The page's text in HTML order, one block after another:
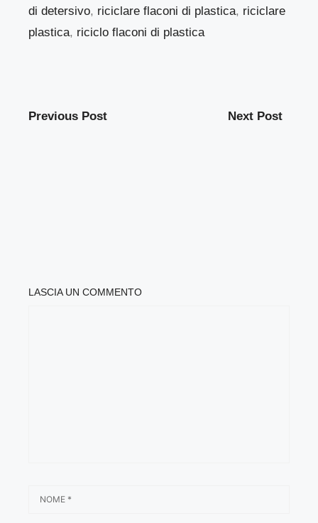
di detersivo, riciclare flaconi di plastica, riciclare
plastica, riciclo flaconi di plastica
Previous Post Next Post
LASCIA UN COMMENTO